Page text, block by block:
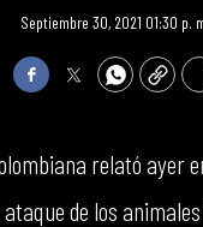
Septiembre 30, 2021 01:30 p.
FacebookTwitterWhatsApp
Copy
relató ayer
de los